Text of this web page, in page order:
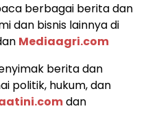
berbagai berita dan
dan bisnis lainnya di
Mediaagri.com
berita dan
politik, hukum, dan
dan